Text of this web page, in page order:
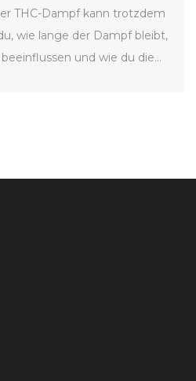
THC-Dampf kann trotzdem
wie lange der Dampf bleibt,
und wie du die